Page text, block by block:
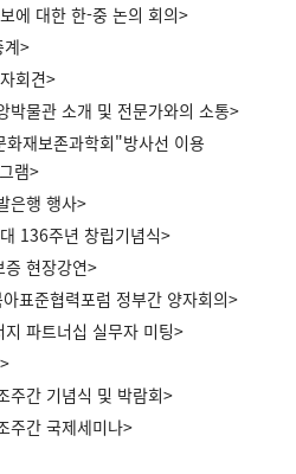
에 대한 한-중 논의 회의>
계>
회견>
박물관 소개 및 전문가와의 소통>
재보존과학회"방사선 이용
램>
은행 행사>
136주년 창립기념식>
증 현장강연>
표준협력포럼 정부간 양자회의>
파트너십 실무자 미팅>
주간 기념식 및 박람회>
주간 국제세미나>